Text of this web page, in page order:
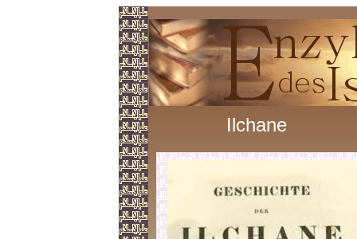
Ilchane